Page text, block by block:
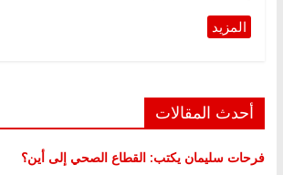
أحدث المقالات
فرحات سليمان يكتب: القطاع الصحي إلى أين؟